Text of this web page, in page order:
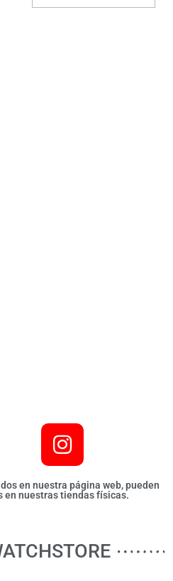
en nuestra página web, pueden
en nuestras tiendas físicas.